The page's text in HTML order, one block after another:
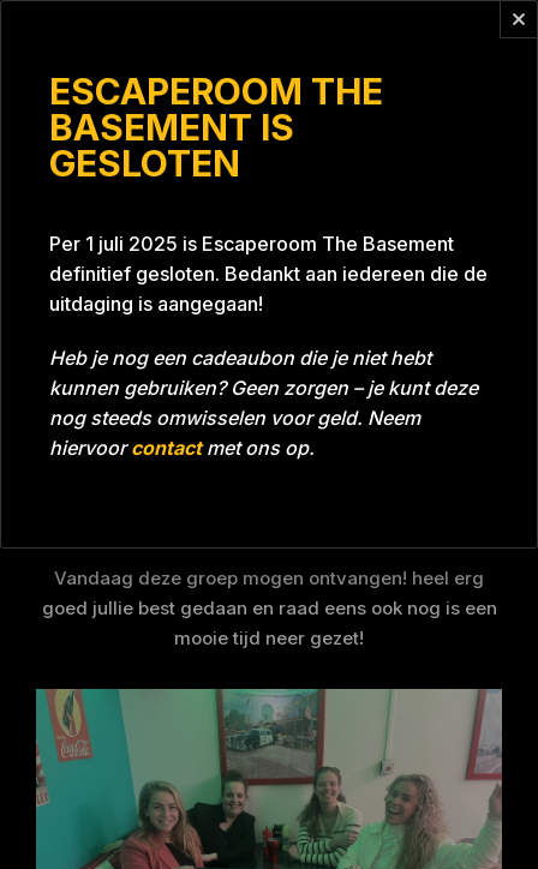
ESCAPEROOM THE
BASEMENT IS
GESLOTEN
Per 1 juli 2025 is Escaperoom The Basement
definitief gesloten. Bedankt aan iedereen die de
uitdaging is aangegaan!
Heb je nog een cadeaubon die je niet hebt
kunnen gebruiken? Geen zorgen – je kunt deze
nog steeds omwisselen voor geld. Neem
hiervoorcontactmet ons op.
Tijd 43:25 Datum 23-04-2024
Room Grill With A Thrill
Vandaag deze groep mogen ontvangen! heel erg
goed jullie best gedaan en raad eens ook nog is een
mooie tijd neer gezet!